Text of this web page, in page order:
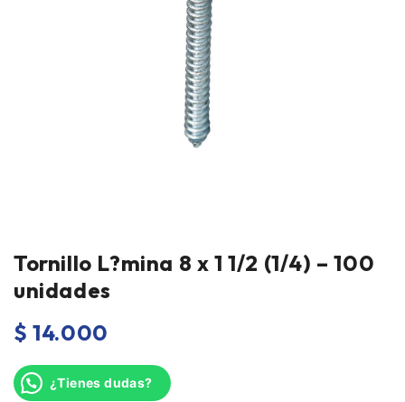
Tornillo L?mina 8 x 1 1/2 (1/4) – 100
unidades
$ 14.000
¿Tienes dudas?